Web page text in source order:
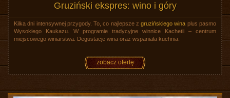
Gruziński ekspres: wino i góry
Kilka dni intensywnej przygody. To, co najlepsze zgruzińskiego wina plus pasmo
Wysokiego Kaukazu. W programie tradycyjne winnice Kachetii – centrum
miejscowego winiarstwa. Degustacje wina oraz wspaniała kuchnia.
zobacz ofertę